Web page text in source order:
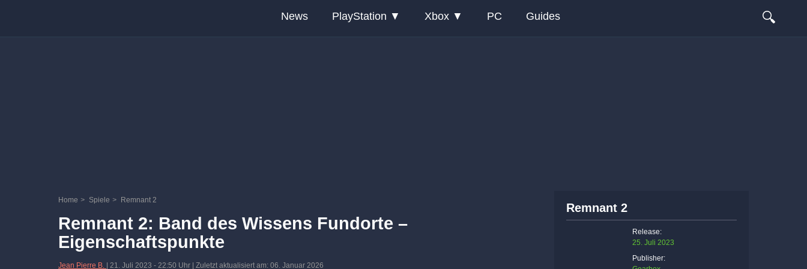
News PlayStation Xbox PC Guides 🔍
Home > Spiele > Remnant 2
Remnant 2: Band des Wissens Fundorte –
Eigenschaftspunkte
Jean Pierre B. 21. Juli 2023 - 22:50 Uhr | Zuletzt aktualisiert am: 06. Januar 2026
Remnant 2
Release:
25. Juli 2023
Publisher: